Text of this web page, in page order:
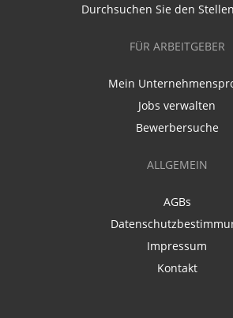
Durchsuchen Sie den
FÜR ARBEITGEBER
Mein
Jobs verwalten
Bewerbersuche
ALLGEMEIN
AGBs
Impressum
Kontakt